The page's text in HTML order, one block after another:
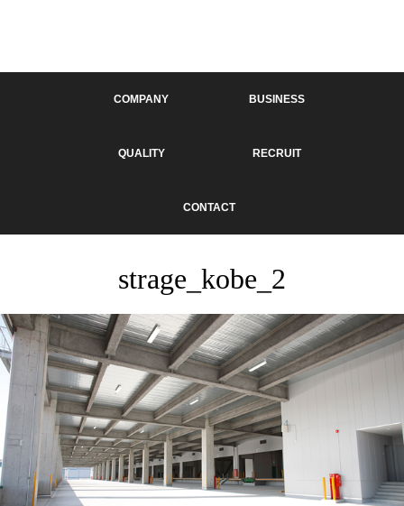
COMPANY BUSINESS
QUALITY RECRUIT
CONTACT
strage_kobe_2